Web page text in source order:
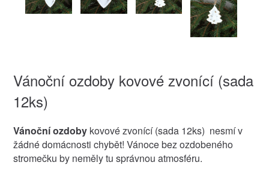
Vánoční ozdoby kovové zvonící (sada
12ks)
Vánoční ozdobykovové zvonící (sada 12ks) nesmí v
žádné domácnosti chybět! Vánoce bez ozdobeného
stromečku by neměly tu správnou atmosféru.